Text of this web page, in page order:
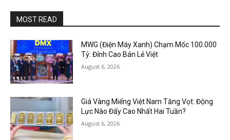
MOST READ
MWG (Điện Máy Xanh) Chạm Mốc 100.000
Tỷ: Đỉnh Cao Bán Lẻ Việt
August 6, 2026
Giá Vàng Miếng Việt Nam Tăng Vọt: Động
Lực Nào Đẩy Cao Nhất Hai Tuần?
August 6, 2026